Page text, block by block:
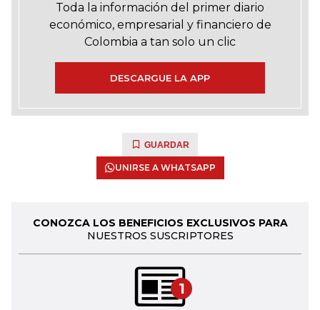
Toda la información del primer diario
económico, empresarial y financiero de
Colombia a tan solo un clic
DESCARGUE LA APP
GUARDAR
UNIRSE A WHATSAPP
CONOZCA LOS BENEFICIOS EXCLUSIVOS PARA
NUESTROS SUSCRIPTORES
1